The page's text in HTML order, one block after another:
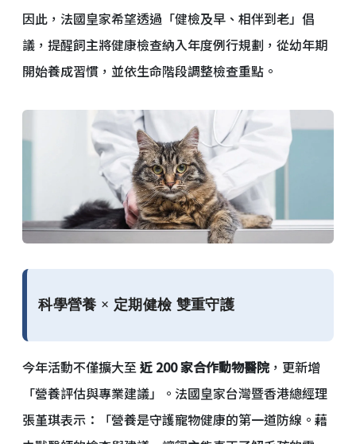
因此，法國皇家希望透過「健檢及早、相伴到老」倡
議，提醒飼主將健康檢查納入年度例行規劃，從幼年期
開始養成習慣，並依生命階段調整檢查重點。
科學營養 × 定期健檢 雙重守護
今年活動不僅擴大至近 200 家合作動物醫院 ，更新增
「營養評估與專業建議」。法國皇家台灣暨香港總經理
張堇琪表示：「營養是守護寵物健康的第一道防線。藉